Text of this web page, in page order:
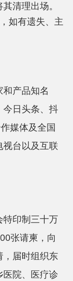
清理出场。
如有遗失、主
产品知名
今日头条、抖
媒体及全国
视台以及互联
特印制三十万
张请柬，向
，届时组织东
医院、医疗诊